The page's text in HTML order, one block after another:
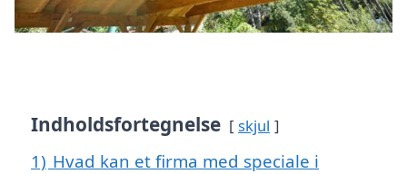
Indholdsfortegnelse skjul
1) Hvad kan et firma med speciale i